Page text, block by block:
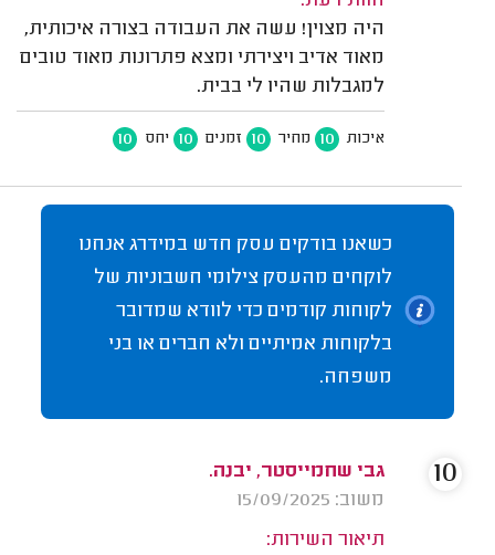
היה מצוין! עשה את העבודה בצורה איכותית,
מאוד אדיב ויצירתי ומצא פתרונות מאוד טובים
למגבלות שהיו לי בבית.
איכות 10 מחיר 10 זמנים 10 יחס 10
כשאנו בודקים עסק חדש במידרג אנחנו
לוקחים מהעסק צילומי חשבוניות של
לקוחות קודמים כדי לוודא שמדובר
בלקוחות אמיתיים ולא חברים או בני
משפחה.
גבי שחמייסטר, יבנה.
משוב: 15/09/2025
תיאור השירות:
10